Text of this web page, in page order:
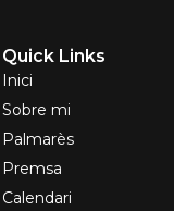
Quick Links
Inici
Sobre mi
Palmarès
Premsa
Calendari